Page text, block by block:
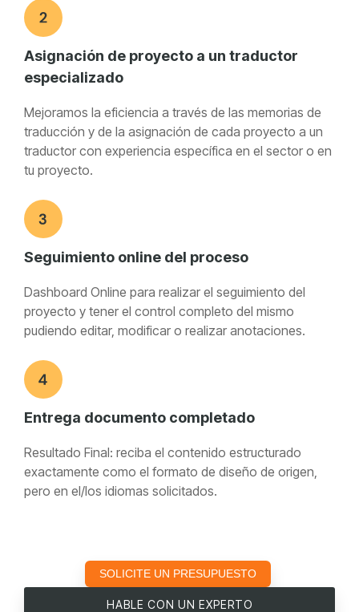
Asignación de proyecto a un traductor
especializado
Mejoramos la eficiencia a través de las memorias de
traducción y de la asignación de cada proyecto a un
traductor con experiencia específica en el sector o en
tu proyecto.
Seguimiento online del proceso
Dashboard Online para realizar el seguimiento del
proyecto y tener el control completo del mismo
pudiendo editar, modificar o realizar anotaciones.
Entrega documento completado
Resultado Final: reciba el contenido estructurado
exactamente como el formato de diseño de origen,
pero en el/los idiomas solicitados.
SOLICITE UN PRESUPUESTO
HABLE CON UN EXPERTO